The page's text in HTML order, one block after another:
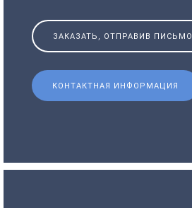
ЗАКАЗАТЬ, ОТПРАВИВ ПИСЬМО
КОНТАКТНАЯ ИНФОРМАЦИЯ